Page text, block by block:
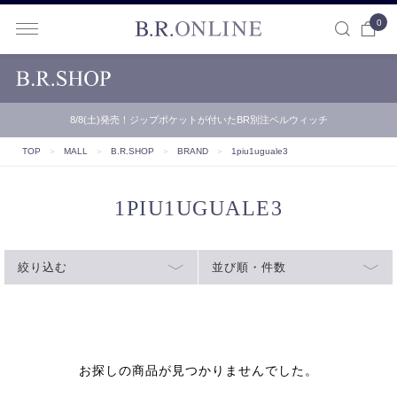
0
8/8(土)発売！ジップポケットが付いたBR別注ベルウィッチ
TOP ＞ MALL ＞ B.R.SHOP ＞ BRAND ＞ 1piu1uguale3
1PIU1UGUALE3
絞り込む 並び順・件数
お探しの商品が見つかりませんでした。